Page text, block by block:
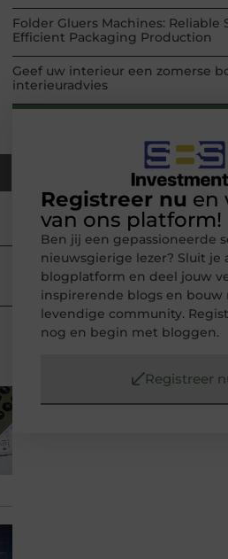
Folder Gluers Machines: Reliable
Efficient Packaging Production
Geef uw interieur een zomerse
interieuradvies
Registreer nu en
van ons platform!
Ben jij een gepassioneerde
nieuwsgierige lezer? Sluit je
blogplatform en deel jouw
inspirerende blogs en bouw
levendige community.
nog en begin met bloggen.
Registreer